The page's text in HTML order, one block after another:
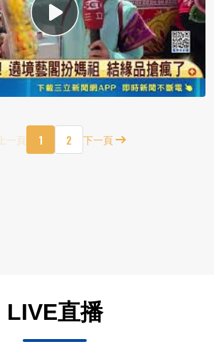
上一頁 1 2 下一頁
LIVE直播